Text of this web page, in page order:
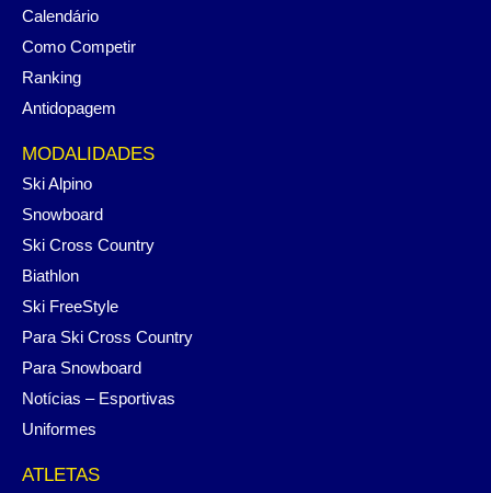
Calendário
Como Competir
Ranking
Antidopagem
MODALIDADES
Ski Alpino
Snowboard
Ski Cross Country
Biathlon
Ski FreeStyle
Para Ski Cross Country
Para Snowboard
Notícias – Esportivas
Uniformes
ATLETAS